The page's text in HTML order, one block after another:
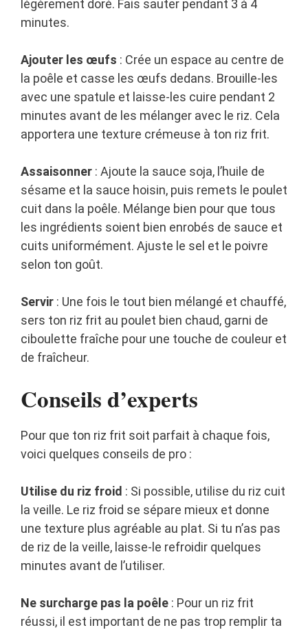
légèrement doré. Fais sauter pendant 3 à 4
minutes.
Ajouter les œufs : Crée un espace au centre de
la poêle et casse les œufs dedans. Brouille-les
avec une spatule et laisse-les cuire pendant 2
minutes avant de les mélanger avec le riz. Cela
apportera une texture crémeuse à ton riz frit.
Assaisonner : Ajoute la sauce soja, l’huile de
sésame et la sauce hoisin, puis remets le poulet
cuit dans la poêle. Mélange bien pour que tous
les ingrédients soient bien enrobés de sauce et
cuits uniformément. Ajuste le sel et le poivre
selon ton goût.
Servir : Une fois le tout bien mélangé et chauffé,
sers ton riz frit au poulet bien chaud, garni de
ciboulette fraîche pour une touche de couleur et
de fraîcheur.
Conseils d’experts
Pour que ton riz frit soit parfait à chaque fois,
voici quelques conseils de pro :
Utilise du riz froid : Si possible, utilise du riz cuit
la veille. Le riz froid se sépare mieux et donne
une texture plus agréable au plat. Si tu n’as pas
de riz de la veille, laisse-le refroidir quelques
minutes avant de l’utiliser.
Ne surcharge pas la poêle : Pour un riz frit
réussi, il est important de ne pas trop remplir ta